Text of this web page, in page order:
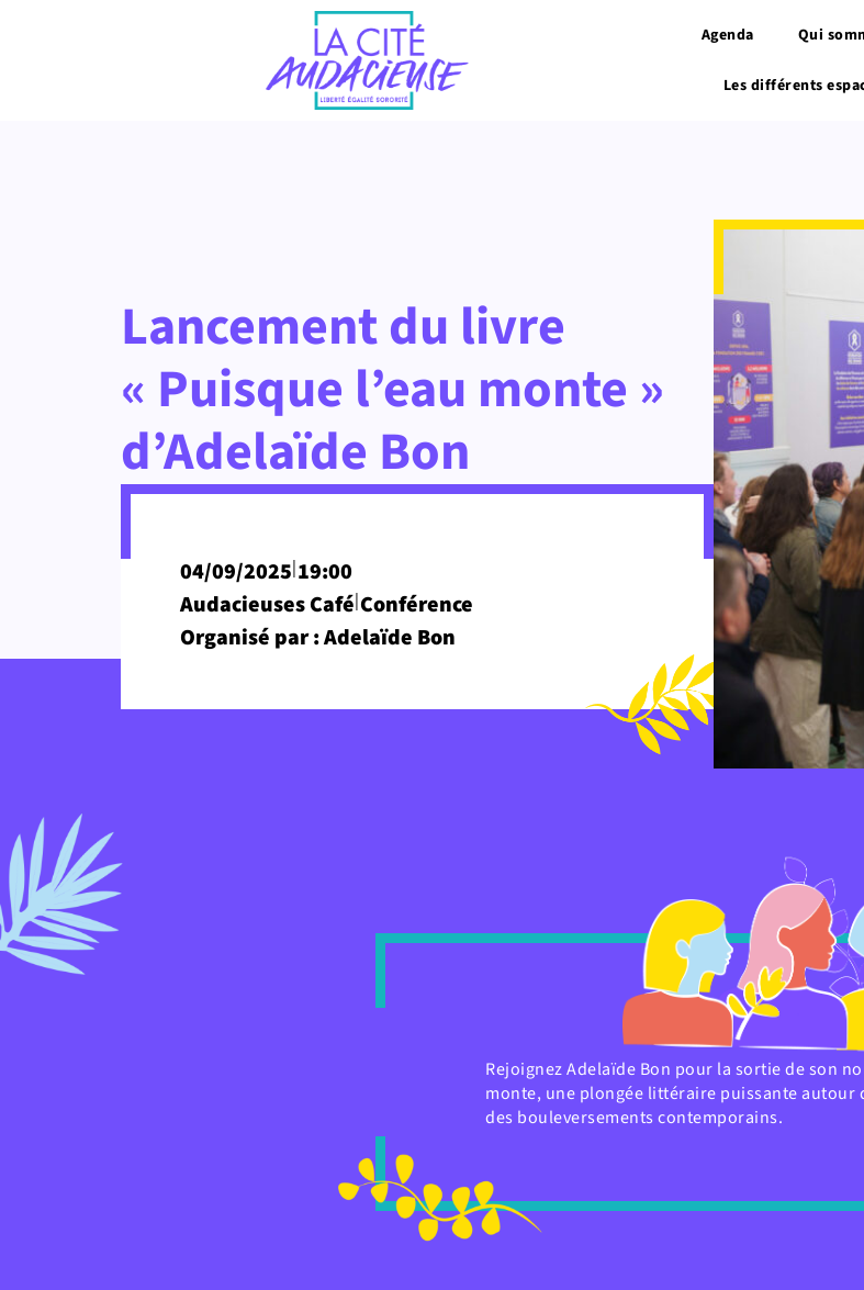
Agenda Qui
Les différents
Lancement du livre
« Puisque l’eau monte »
d’Adelaïde Bon
04/09/2025|19:00
Audacieuses Café|Conférence
Organisé par : Adelaïde Bon
Rejoignez Adelaïde Bon pour la sortie de son
monte, une plongée littéraire puissante autour
des bouleversements contemporains.